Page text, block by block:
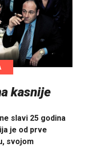
kasnije
slavi 25 godina
je od prve
svojom